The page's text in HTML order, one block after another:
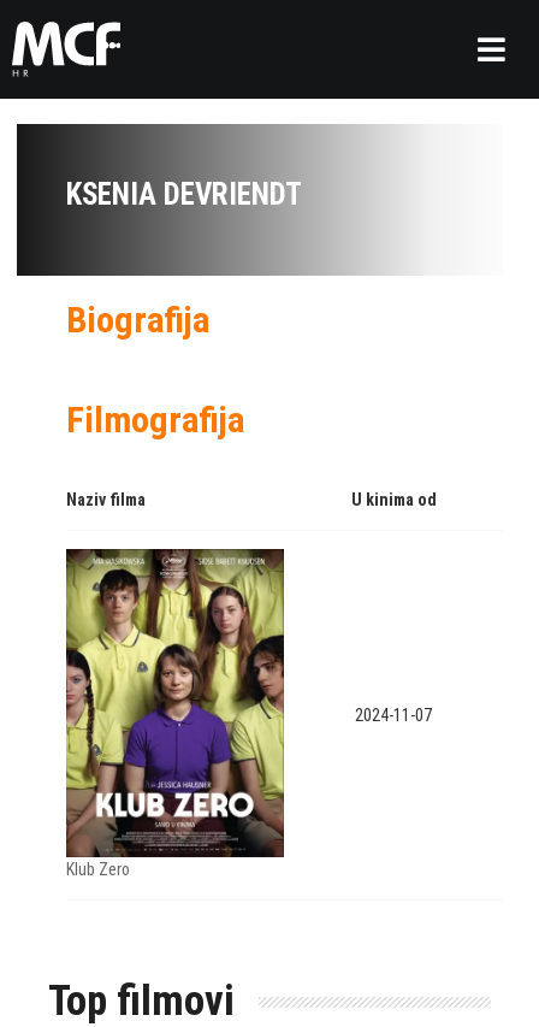
KSENIA DEVRIENDT
Biografija
Filmografija
Naziv filma U kinima od
Klub Zero
2024-11-07
Top filmovi